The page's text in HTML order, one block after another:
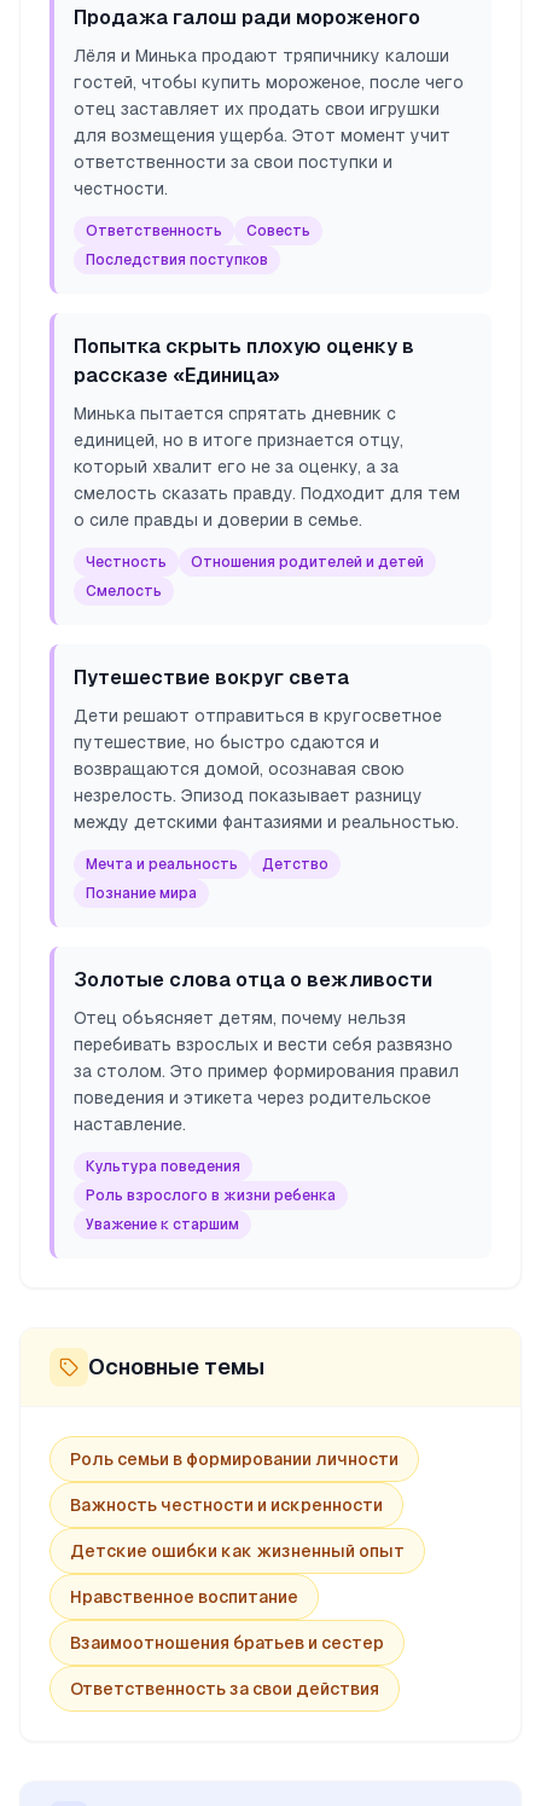
Продажа галош ради мороженого
Лёля и Минька продают тряпичнику калоши
гостей, чтобы купить мороженое, после чего
отец заставляет их продать свои игрушки
для возмещения ущерба. Этот момент учит
ответственности за свои поступки и
честности.
Ответственность
Совесть
Последствия поступков
Попытка скрыть плохую оценку в
рассказе «Единица»
Минька пытается спрятать дневник с
единицей, но в итоге признается отцу,
который хвалит его не за оценку, а за
смелость сказать правду. Подходит для тем
о силе правды и доверии в семье.
Честность
Отношения родителей и детей
Смелость
Путешествие вокруг света
Дети решают отправиться в кругосветное
путешествие, но быстро сдаются и
возвращаются домой, осознавая свою
незрелость. Эпизод показывает разницу
между детскими фантазиями и реальностью.
Мечта и реальность
Детство
Познание мира
Золотые слова отца о вежливости
Отец объясняет детям, почему нельзя
перебивать взрослых и вести себя развязно
за столом. Это пример формирования правил
поведения и этикета через родительское
наставление.
Культура поведения
Роль взрослого в жизни ребенка
Уважение к старшим
Основные темы
Роль семьи в формировании личности
Важность честности и искренности
Детские ошибки как жизненный опыт
Нравственное воспитание
Взаимоотношения братьев и сестер
Ответственность за свои действия